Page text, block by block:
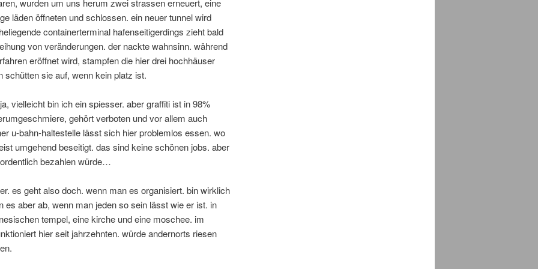
läden öffneten und schlossen. ein neuer tunnel wird
containerterminal hafenseitigerdings zieht bald
von veränderungen. der nackte wahnsinn. während
eröffnet wird, stampfen die hier drei hochhäuser
schütten sie auf, wenn kein platz ist.
vielleicht bin ich ein spiesser. aber graffiti ist in 98%
gehört verboten und vor allem auch
u-bahn-haltestelle lässt sich hier problemlos essen. wo
umgehend beseitigt. das sind keine schönen jobs. aber
bezahlen würde…
es geht also doch. wenn man es organisiert. bin wirklich
es aber ab, wenn man jeden so sein lässt wie er ist. in
tempel, eine kirche und eine moschee. im
hier seit jahrzehnten. würde andernorts riesen